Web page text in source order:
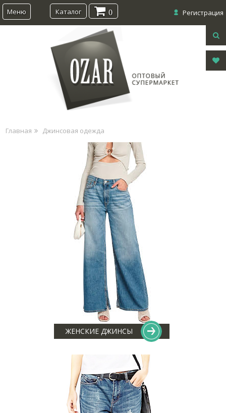
Меню Регистрация
Каталог 0
Главная Джинсовая одежда
ЖЕНСКИЕ ДЖИНСЫ